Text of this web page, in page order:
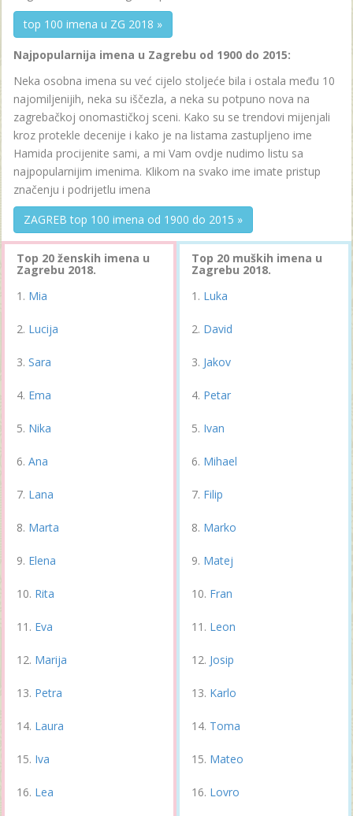
top 100 imena u ZG 2018 »
Najpopularnija imena u Zagrebu od 1900 do 2015:
Neka osobna imena su već cijelo stoljeće bila i ostala među 10
najomiljenijih, neka su iščezla, a neka su potpuno nova na
zagrebačkoj onomastičkoj sceni. Kako su se trendovi mijenjali
kroz protekle decenije i kako je na listama zastupljeno ime
Hamida procijenite sami, a mi Vam ovdje nudimo listu sa
najpopularnijim imenima. Klikom na svako ime imate pristup
značenju i podrijetlu imena
ZAGREB top 100 imena od 1900 do 2015 »
Top 20 ženskih imena u
Zagrebu 2018.
Mia
Lucija
Sara
Ema
Nika
Ana
Lana
Marta
Elena
Rita
Eva
Marija
Petra
Laura
Iva
Lea
Top 20 muških imena u
Zagrebu 2018.
Luka
David
Jakov
Petar
Ivan
Mihael
Filip
Marko
Matej
Fran
Leon
Josip
Karlo
Toma
Mateo
Lovro